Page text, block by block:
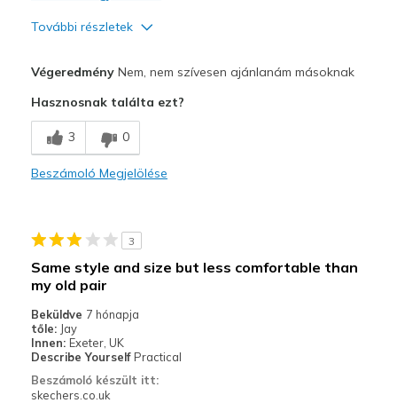
További részletek
Wear Out Quickly
Width
Sizing
Feels true to size
VégeredményNem, nem szívesen ajánlanám másoknak
Hasznosnak találta ezt?
3 0
Beszámoló Megjelölése
3
Same style and size but less comfortable than
my old pair
Beküldve 7 hónapja
tőle: Jay
Innen: Exeter, UK
Describe Yourself Practical
Beszámoló készült itt:
skechers.co.uk